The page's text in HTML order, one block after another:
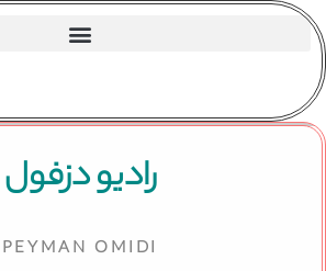
رادیو دزفول
PEYMAN OMIDI